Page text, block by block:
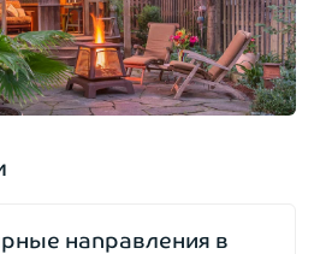
направления в